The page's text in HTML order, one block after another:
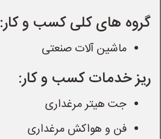
گروه های کلی کسب و کار:
ماشین آلات صنعتی
ریز خدمات کسب و کار:
جت هیتر مرغداری
فن و هواکش مرغداری